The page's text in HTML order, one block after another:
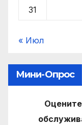
31
« Июл
Мини-Опрос